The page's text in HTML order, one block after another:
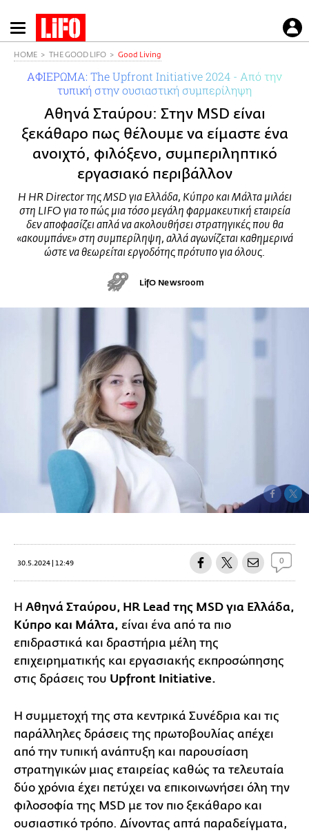
Παράκαμψη
προς
κυρίως
περιεχόμενο
HOME THE GOOD LIFO Good Living
ΑΦΙΕΡΩΜΑ: The Upfront Initiative 2024 - Από την
τυπική στην ουσιαστική συμπερίληψη
Αθηνά Σταύρου: Στην MSD είναι
ξεκάθαρο πως θέλουμε να είμαστε ένα
ανοιχτό, φιλόξενο, συμπεριληπτικό
εργασιακό περιβάλλον
H HR Director της MSD για Ελλάδα, Κύπρο και Μάλτα μιλάει
στη LIFO για το πώς μια τόσο μεγάλη φαρμακευτική εταιρεία
δεν αποφασίζει απλά να ακολουθήσει στρατηγικές που θα
«ακουμπάνε» στη συμπερίληψη, αλλά αγωνίζεται καθημερινά
ώστε να θεωρείται εργοδότης πρότυπο για όλους.
LifO Newsroom
30.5.2024 | 12:49 0
H Αθηνά Σταύρου, HR Lead της MSD για Ελλάδα,
Κύπρο και Μάλτα, είναι ένα από τα πιο
επιδραστικά και δραστήρια μέλη της
επιχειρηματικής και εργασιακής εκπροσώπησης
στις δράσεις του Upfront Initiative.
Η συμμετοχή της στα κεντρικά Συνέδρια και τις
παράλληλες δράσεις της πρωτοβουλίας απέχει
από την τυπική ανάπτυξη και παρουσίαση
στρατηγικών μιας εταιρείας καθώς τα τελευταία
δύο χρόνια έχει πετύχει να επικοινωνήσει όλη την
φιλοσοφία της MSD με τον πιο ξεκάθαρο και
ουσιαστικό τρόπο. Δίνοντας απτά παραδείγματα,